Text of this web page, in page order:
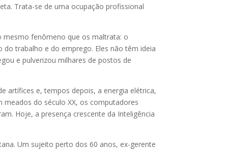
Trata-se de uma ocupação profissional
mesmo fenômeno que os maltrata: o
trabalho e do emprego. Eles não têm ideia
e pulverizou milhares de postos de
artífices e, tempos depois, a energia elétrica,
do século XX, os computadores
Hoje, a presença crescente da Inteligência
Um sujeito perto dos 60 anos, ex-gerente